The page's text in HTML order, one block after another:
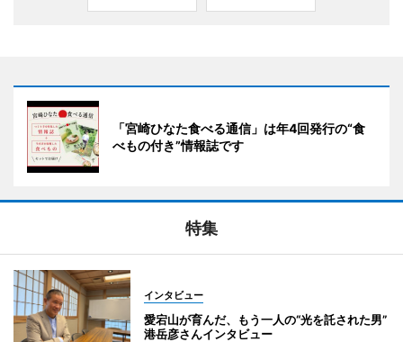
「宮崎ひなた食べる通信」は年4回発行の“食
べもの付き”情報誌です
特集
インタビュー
愛宕山が育んだ、もう一人の“光を託された男”
港岳彦さんインタビュー